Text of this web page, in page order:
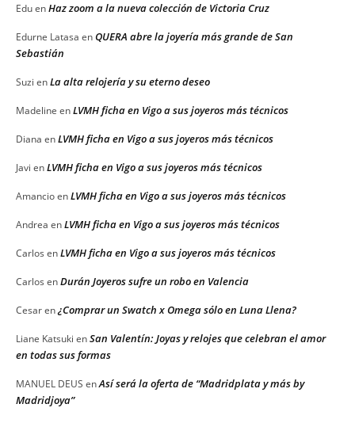
EduenHaz zoom a la nueva colección de Victoria Cruz
Edurne Latasa enQUERA abre la joyería más grande de San
Sebastián
Suzi enLa alta relojería y su eterno deseo
Madeline enLVMH ficha en Vigo a sus joyeros más técnicos
Diana enLVMH ficha en Vigo a sus joyeros más técnicos
Javi enLVMH ficha en Vigo a sus joyeros más técnicos
AmancioenLVMH ficha en Vigo a sus joyeros más técnicos
Andrea enLVMH ficha en Vigo a sus joyeros más técnicos
Carlos enLVMH ficha en Vigo a sus joyeros más técnicos
Carlos enDurán Joyeros sufre un robo en Valencia
Cesaren¿Comprar un Swatch x Omega sólo en Luna Llena?
Liane Katsuki enSan Valentín: Joyas y relojes que celebran el amor
en todas sus formas
MANUEL DEUS enAsí será la oferta de “Madridplata y más by
Madridjoya”